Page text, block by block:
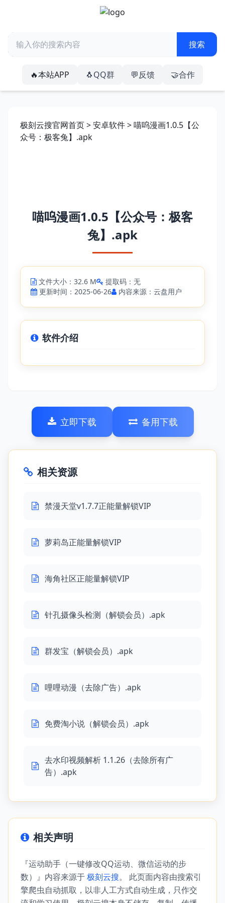
🔥本站APP 🐧QQ群 💬反馈 🤝合作
极刻云搜官网首页>安卓软件> 喵呜漫画1.0.5【公
众号：极客兔】.apk
喵呜漫画1.0.5【公众号：极客
兔】.apk
文件大小：32.6 M
提取码：无
更新时间：2025-06-26
内容来源：云盘用户
软件介绍
立即下载 备用下载
相关资源
禁漫天堂v1.7.7正能量解锁VIP
萝莉岛正能量解锁VIP
海角社区正能量解锁VIP
针孔摄像头检测（解锁会员）.apk
群发宝（解锁会员）.apk
哩哩动漫（去除广告）.apk
免费淘小说（解锁会员）.apk
去水印视频解析 1.1.26（去除所有广
告）.apk
相关声明
『运动助手（一键修改QQ运动、微信运动的步
数）』内容来源于极刻云搜。 此页面内容由搜索引
擎爬虫自动抓取，以非人工方式自动生成，只作交